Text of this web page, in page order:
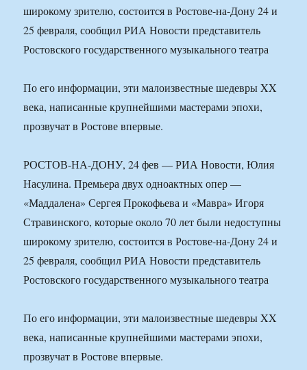
широкому зрителю, состоится в Ростове-на-Дону 24 и
25 февраля, сообщил РИА Новости представитель
Ростовского государственного музыкального театра
По его информации, эти малоизвестные шедевры XX
века, написанные крупнейшими мастерами эпохи,
прозвучат в Ростове впервые.
РОСТОВ-НА-ДОНУ, 24 фев — РИА Новости, Юлия
Насулина. Премьера двух одноактных опер —
«Маддалена» Сергея Прокофьева и «Мавра» Игоря
Стравинского, которые около 70 лет были недоступны
широкому зрителю, состоится в Ростове-на-Дону 24 и
25 февраля, сообщил РИА Новости представитель
Ростовского государственного музыкального театра
По его информации, эти малоизвестные шедевры XX
века, написанные крупнейшими мастерами эпохи,
прозвучат в Ростове впервые.